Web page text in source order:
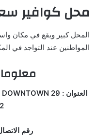
محل كوافير
المحل كبير ويقع في مكان
المواطنين عند التواجد في
رقم الاتصال :